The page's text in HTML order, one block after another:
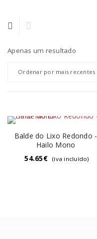
Apenas um resultado
Ordenar por mais recentes
Balde do Lixo Redondo -
Hailo Mono
54.65€ (iva incluído)